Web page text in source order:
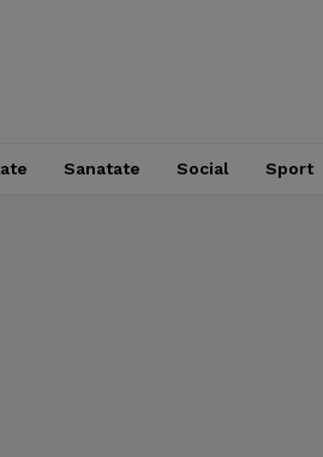
Sanatate Social Sport